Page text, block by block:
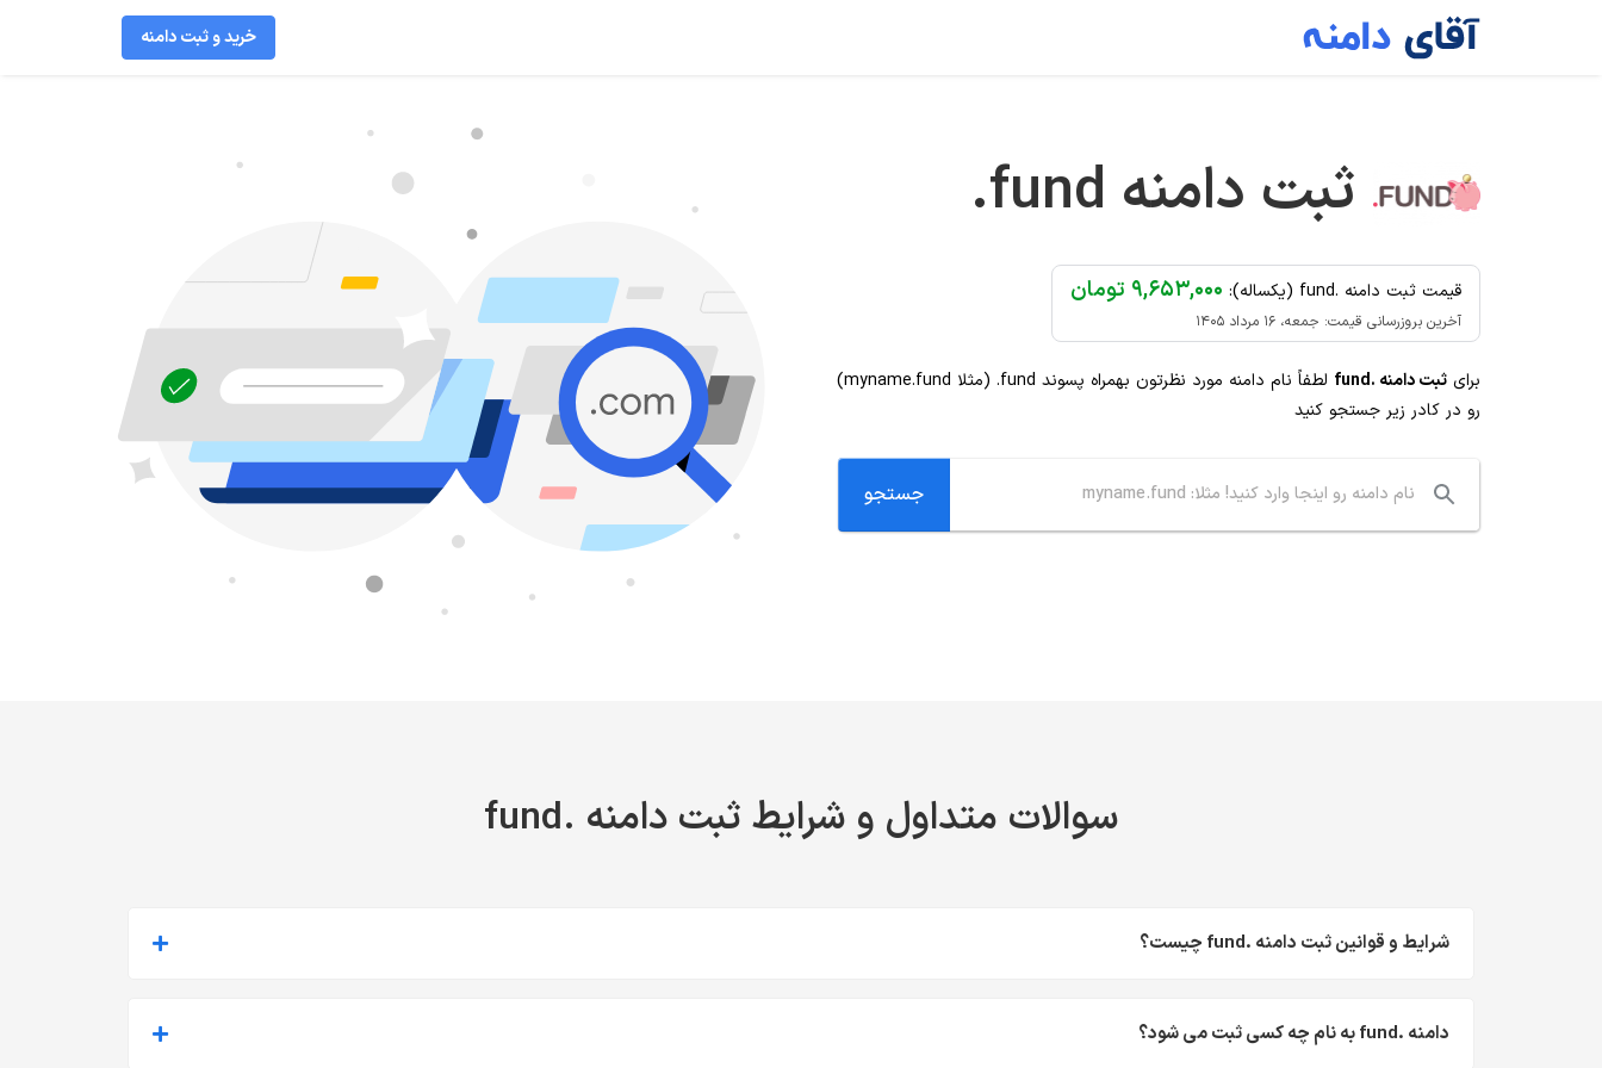
خرید و ثبت دامنه
ثبت دامنه .fund
قیمت ثبت دامنه .fund (یکساله): ۹,۶۵۳,۰۰۰ تومان
آخرین بروزرسانی قیمت: جمعه، ۱۶ مرداد ۱۴۰۵
برای ثبت دامنه .fund لطفاً نام دامنه مورد نظرتون بهمراه پسوند .fund
(مثلا myname.fund)
رو در کادر زیر جستجو کنید
سوالات متداول و شرایط ثبت دامنه .fund
شرایط و قوانین ثبت دامنه .fund چیست؟
دامنه .fund به نام چه کسی ثبت می شود؟